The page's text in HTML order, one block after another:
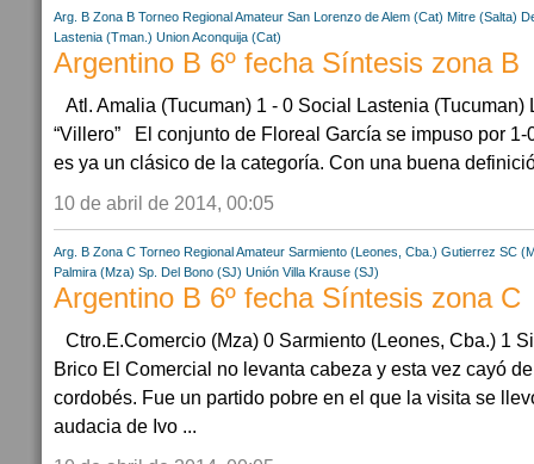
Arg. B Zona B Torneo Regional Amateur San Lorenzo de Alem (Cat) Mitre (Salta)
Lastenia (Tman.) Union Aconquija (Cat)
Argentino B 6º fecha Síntesis zona B
Atl. Amalia (Tucuman) 1 - 0 Social Lastenia (Tucuman)
“Villero” El conjunto de Floreal García se impuso por
es ya un clásico de la categoría. Con una buena
10 de abril de 2014, 00:05
Arg. B Zona C Torneo Regional Amateur Sarmiento (Leones, Cba.) Gutierrez SC
Palmira (Mza) Sp. Del Bono (SJ) Unión Villa Krause (SJ)
Argentino B 6º fecha Síntesis zona C
Ctro.E.Comercio (Mza) 0 Sarmiento (Leones, Cba.) 1
Brico El Comercial no levanta cabeza y esta vez cayó
cordobés. Fue un partido pobre en el que la visita se
audacia de Ivo ...